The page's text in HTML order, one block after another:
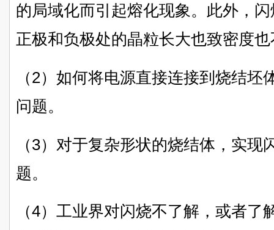
的局域化而引起熔化现象。此外，
正极和负极处的晶粒长大也致密度
（2）如何将电源直接连接到烧结
问题。
（3）对于复杂形状的烧结体，实
题。
（4）工业界对闪烧不了解，或者